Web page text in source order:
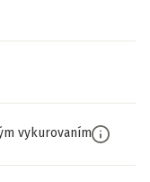
vykurovaním